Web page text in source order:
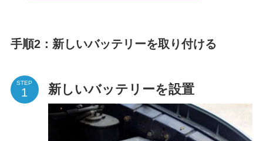
手順2：新しいバッテリーを取り付ける
STEP 新しいバッテリーを設置